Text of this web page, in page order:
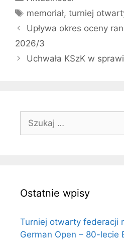
Tagi
memoriał,turniej
Upływa okres oceny
2026/3
Uchwała KSzK w
Szukaj:
Ostatnie wpisy
Turniej otwarty federacji
German Open – 80-lecie